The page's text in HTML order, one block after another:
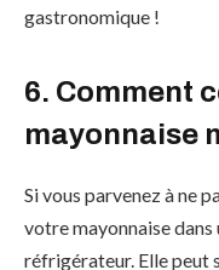
gastronomique !
6. Comment
mayonnaise
Si vous parvenez à ne
votre mayonnaise
réfrigérateur. Elle peut